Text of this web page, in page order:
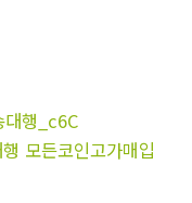
행_c6C
모든코인고가매입